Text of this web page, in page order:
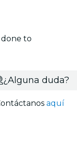
to
¿Alguna duda?
aquí